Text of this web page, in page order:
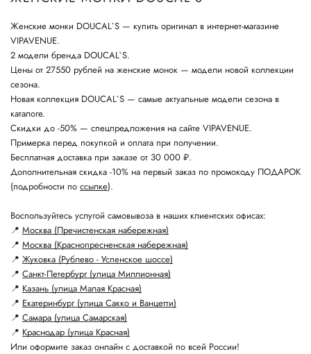
Женские монки DOUCAL`S — купить оригинал в интернет-магазине
VIPAVENUE.
2 модели бренда DOUCAL`S.
Цены от 27550 рублей на женские монок — модели новой коллекции
сезона.
Новая коллекция DOUCAL`S — самые актуальные модели сезона в
каталоге.
Скидки до -50% — спецпредложения на сайте VIPAVENUE.
Примерка перед покупкой и оплата при получении.
Бесплатная доставка при заказе от 30 000 ₽.
Дополнительная скидка -10% на первый заказ по промокоду ПОДАРОК
(подробности по ссылке).
Воспользуйтесь услугой самовывоза в наших клиентских офисах:
📍 Москва (Пречистенская набережная)
📍 Москва (Краснопресненская набережная)
📍 Жуковка (Рублево - Успенское шоссе)
📍 Санкт-Петербург (улица Миллионная)
📍 Казань (улица Малая Красная)
📍 Екатеринбург (улица Сакко и Ванцетти)
📍 Самара (улица Самарская)
📍 Краснодар (улица Красная)
Или оформите заказ онлайн с доставкой по всей России!